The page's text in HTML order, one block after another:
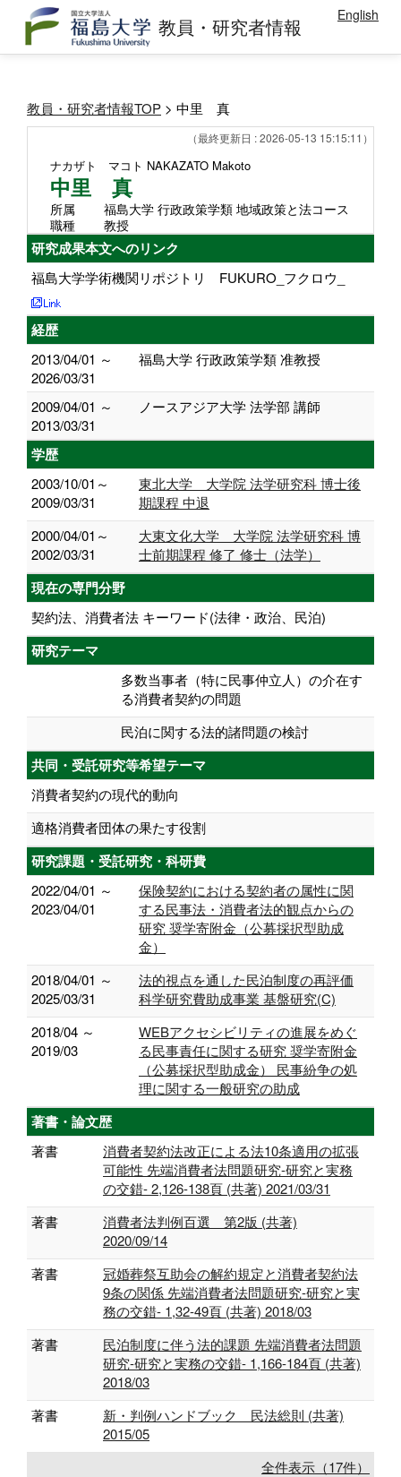
教員・研究者情報 English
教員・研究者情報TOP > 中里 真
（最終更新日 : 2026-05-13 15:15:11）
ナカザト マコト NAKAZATO Makoto
中里 真
所属
福島大学 行政政策学類 地域政策と法コース
職種
教授
研究成果本文へのリンク
福島大学学術機関リポジトリ FUKURO_フクロウ_
経歴
2013/04/01 ～
2026/03/31
福島大学 行政政策学類 准教授
2009/04/01 ～
2013/03/31
ノースアジア大学 法学部 講師
学歴
2003/10/01～
2009/03/31
東北大学 大学院 法学研究科 博士後
期課程 中退
2000/04/01～
2002/03/31
大東文化大学 大学院 法学研究科 博
士前期課程 修了 修士（法学）
現在の専門分野
契約法、消費者法 キーワード(法律・政治、民泊)
研究テーマ
多数当事者（特に民事仲立人）の介在す
る消費者契約の問題
民泊に関する法的諸問題の検討
共同・受託研究等希望テーマ
消費者契約の現代的動向
適格消費者団体の果たす役割
研究課題・受託研究・科研費
2022/04/01 ～
2023/04/01
保険契約における契約者の属性に関
する民事法・消費者法的観点からの
研究 奨学寄附金（公募採択型助成
金）
2018/04/01 ～
2025/03/31
法的視点を通した民泊制度の再評価
科学研究費助成事業 基盤研究(C)
2018/04 ～
2019/03
WEBアクセシビリティの進展をめぐ
る民事責任に関する研究 奨学寄附金
（公募採択型助成金） 民事紛争の処
理に関する一般研究の助成
著書・論文歴
著書
消費者契約法改正による法10条適用の拡張
可能性 先端消費者法問題研究-研究と実務
の交錯- 2,126-138頁 (共著) 2021/03/31
著書
消費者法判例百選 第2版 (共著)
2020/09/14
著書
冠婚葬祭互助会の解約規定と消費者契約法
9条の関係 先端消費者法問題研究-研究と実
務の交錯- 1,32-49頁 (共著) 2018/03
著書
民泊制度に伴う法的課題 先端消費者法問題
研究-研究と実務の交錯- 1,166-184頁 (共著)
2018/03
著書
新・判例ハンドブック 民法総則 (共著)
2015/05
全件表示（17件）